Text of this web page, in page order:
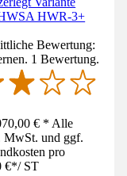
HWR-3+
Bewertung:
1 Bewertung.
€ * Alle
MwSt. und ggf.
pro
€*/ ST